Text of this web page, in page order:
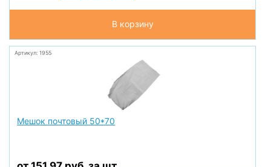
В корзину
Артикул: 1955
Мешок почтовый 50*70